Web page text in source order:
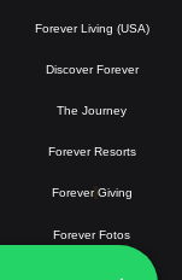
Forever Living (USA)
Discover Forever
The Journey
Forever Resorts
Forever Giving
Forever Fotos